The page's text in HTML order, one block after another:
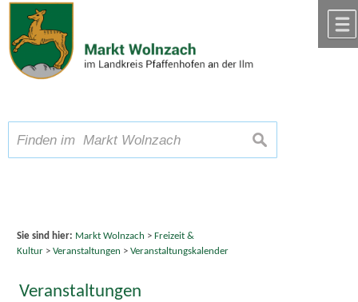
Zum Inhalt,zur Navigation
Schriftgröße A A A suchen
Sie sind hier: Markt Wolnzach > Freizeit &
Kultur> Veranstaltungen > Veranstaltungskalender
Veranstaltungen